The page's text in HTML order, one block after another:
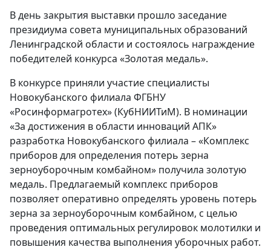
В день закрытия выставки прошло заседание
президиума совета муниципальных образований
Ленинградской области и состоялось награждение
победителей конкурса «Золотая медаль».
В конкурсе приняли участие специалисты
Новокубанского филиала ФГБНУ
«Росинформагротех» (КубНИИТиМ). В номинации
«За достижения в области инноваций АПК»
разработка Новокубанского филиала – «Комплекс
приборов для определения потерь зерна
зерноуборочным комбайном» получила золотую
медаль. Предлагаемый комплекс приборов
позволяет оперативно определять уровень потерь
зерна за зерноуборочным комбайном, с целью
проведения оптимальных регулировок молотилки и
повышения качества выполнения уборочных работ.